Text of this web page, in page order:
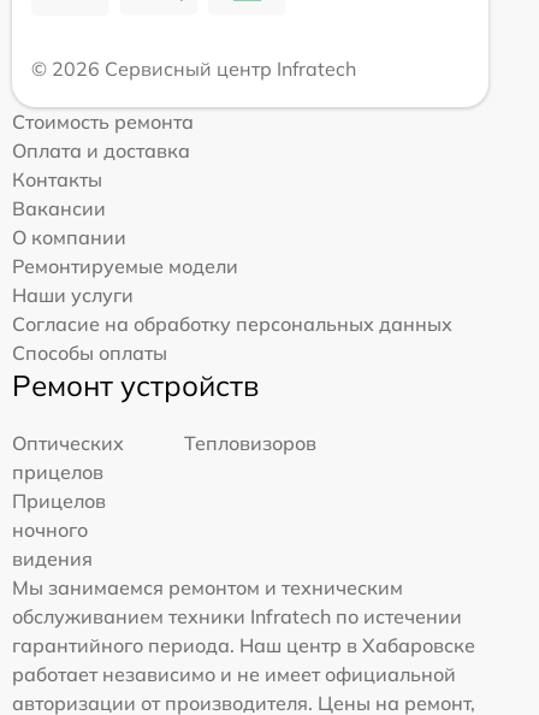
© 2026 Сервисный центр Infratech
Стоимость ремонта
Оплата и доставка
Контакты
Вакансии
О компании
Ремонтируемые модели
Наши услуги
Согласие на обработку персональных данных
Способы оплаты
Ремонт устройств
Оптических
прицелов
Тепловизоров
Прицелов
ночного
видения
Мы занимаемся ремонтом и техническим
обслуживанием техники Infratech по истечении
гарантийного периода. Наш центр в Хабаровске
работает независимо и не имеет официальной
авторизации от производителя. Цены на ремонт,